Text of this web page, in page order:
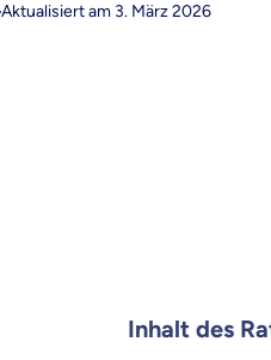
Aktualisiert am 3. März 2026
Inhalt des